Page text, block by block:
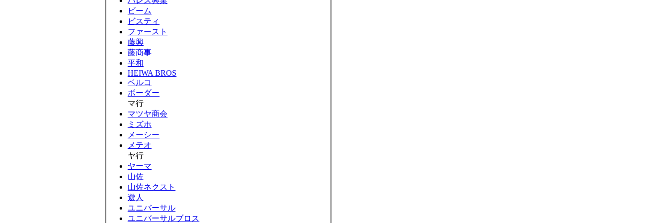
ビーム
ビスティ
ファースト
藤興
藤商事
平和
HEIWA BROS
ベルコ
ボーダー
マ行
マツヤ商会
ミズホ
メーシー
メテオ
ヤ行
ヤーマ
山佐
山佐ネクスト
遊人
ユニバーサル
ユニバーサルブロス